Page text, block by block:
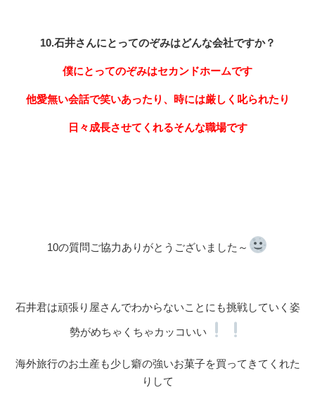
10.石井さんにとってのぞみはどんな会社ですか？
僕にとってのぞみはセカンドホームです
他愛無い会話で笑いあったり、時には厳しく叱られたり
日々成長させてくれるそんな職場です
10の質問ご協力ありがとうございました～
石井君は頑張り屋さんでわからないことにも挑戦していく姿
勢がめちゃくちゃカッコいい
海外旅行のお土産も少し癖の強いお菓子を買ってきてくれた
りして